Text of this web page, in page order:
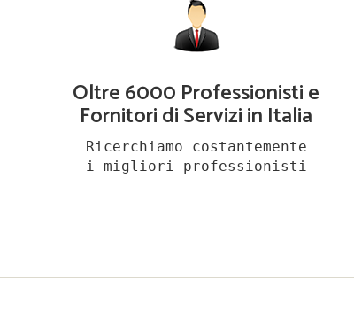
Oltre 6000 Professionisti e
Fornitori di Servizi in Italia
Ricerchiamo costantemente
i migliori professionisti